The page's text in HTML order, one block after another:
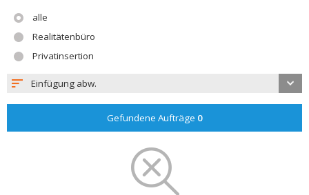
alle
Realitätenbüro
Privatinsertion
Einfügung abw.
Gefundene Aufträge 0